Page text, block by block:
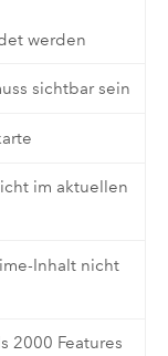
werden
sichtbar sein
im aktuellen
Inhalt nicht
2000 Features